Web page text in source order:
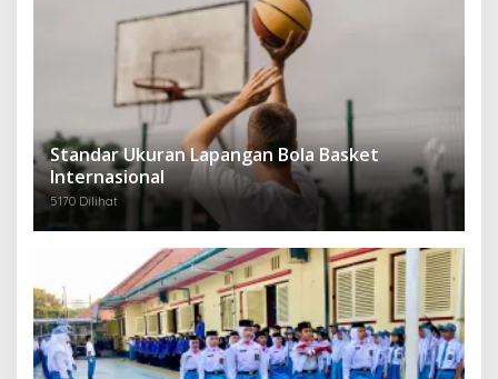
Standar Ukuran Lapangan Bola Basket
Internasional
5170 Dilihat